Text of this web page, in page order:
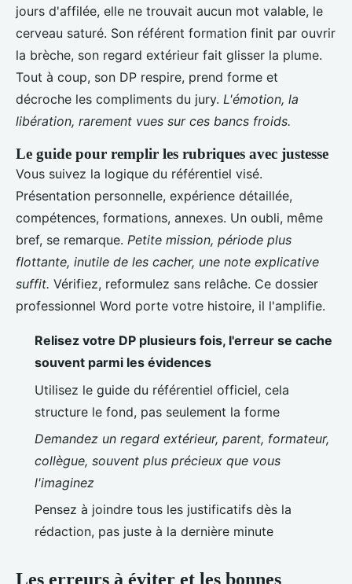
jours d'affilée, elle ne trouvait aucun mot valable, le
cerveau saturé. Son référent formation finit par ouvrir
la brèche, son regard extérieur fait glisser la plume.
Tout à coup, son DP respire, prend forme et
décroche les compliments du jury. L'émotion, la
libération, rarement vues sur ces bancs froids.
Le guide pour remplir les rubriques avec justesse
Vous suivez la logique du référentiel visé.
Présentation personnelle, expérience détaillée,
compétences, formations, annexes. Un oubli, même
bref, se remarque. Petite mission, période plus
flottante, inutile de les cacher, une note explicative
suffit. Vérifiez, reformulez sans relâche. Ce dossier
professionnel Word porte votre histoire, il l'amplifie.
Relisez votre DP plusieurs fois, l'erreur se cache
souvent parmi les évidences
Utilisez le guide du référentiel officiel, cela
structure le fond, pas seulement la forme
Demandez un regard extérieur, parent, formateur,
collègue, souvent plus précieux que vous
l'imaginez
Pensez à joindre tous les justificatifs dès la
rédaction, pas juste à la dernière minute
Les erreurs à éviter et les bonnes